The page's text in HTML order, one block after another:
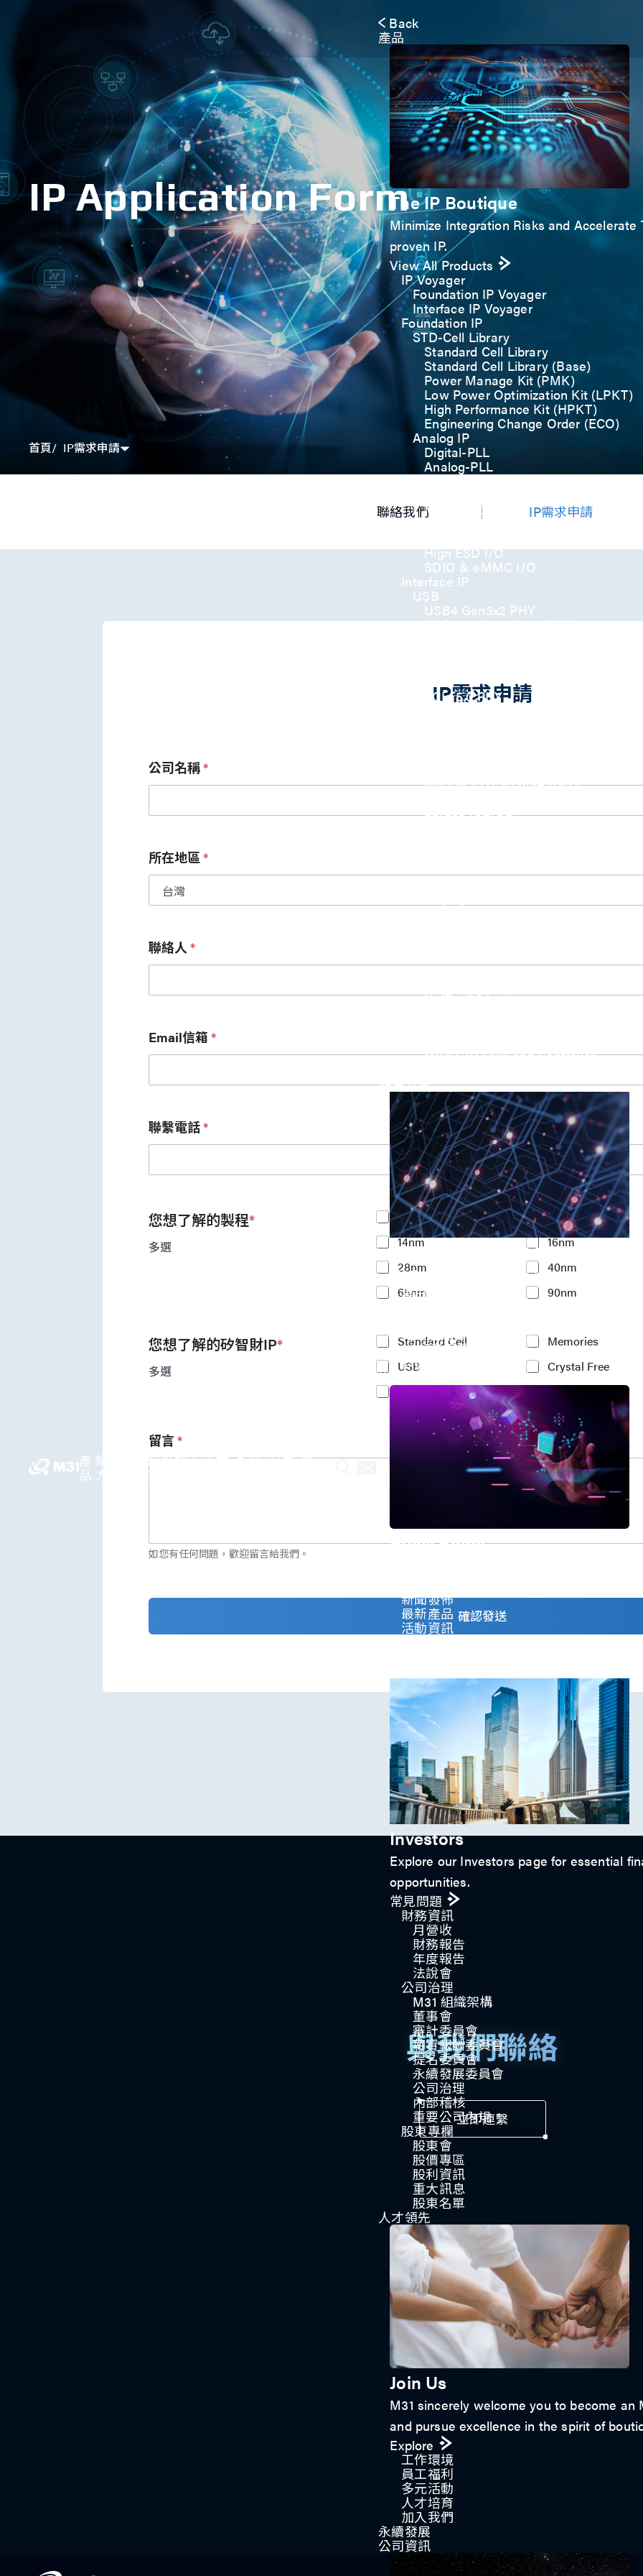
產
品
解決
方案
媒體
中心
投資人人才 永續 公司 繁
Back
產品
The IP Boutique
Minimize Integration Risks and
proven IP.
View All Products
IP Voyager
Foundation IP Voyager
Interface IP Voyager
Foundation IP
STD-Cell Library
Standard Cell Library
Standard Cell Library (Base)
Power Manage Kit (PMK)
Low Power Optimization Kit (LPKT)
High Performance Kit (HPKT)
Engineering Change Order (ECO)
Analog IP
Digital-PLL
Analog-PLL
ADC / Temp. Sensor
Memory Compiler
I/O
High ESD I/O
SDIO & eMMC I/O
Interface IP
USB
USB4 Gen3x2 PHY
USB 3.2 Gen2/Gen1 PHY
PCIe 5.0 PHY
MIPI M-PHY v5.0/v4.1/v3.1
Serdes 10G/5G
DisplayPort RX
UniPro Controller 2.0 (host / device)
UniPro 1.6 host
MIPI C/D PHY and Controller
解決方案
Accelerate Innovative
M31’s vision is to be the most
車用電子
高效能運算與數據中心
5G行動運算
存儲應用
媒體中心
Press Room
新聞發佈
最新產品
活動資訊
Investors
Explore our Investors page for essential
opportunities.
常見問題
財務資訊
月營收
財務報告
年度報告
法說會
公司治理​
M31 組織架構
董事會
審計委員會
薪資報酬委員會
提名委員會
永續發展委員會
公司治理
內部稽核
重要公司內規​​
股東專欄
股東會
股價專區
股利資訊
重大訊息
股東名單
人才領先
Join Us
M31 sincerely welcome you to become
and pursue excellence in the spirit of
Explore
工作環境
員工福利
多元活動
人才培育
加入我們
永續發展
公司資訊
IP Application Form
首頁 IP需求申請
聯絡我們 IP需求申請
IP需求申請
公司名稱*
所在地區*
聯絡人*
Email信箱 *
聯繫電話*
您想了解的製程*
多選
Y
o
u
r
I
n
t
e
s
t
d
e
e
<7nm 7nm
14nm
16nm
28nm
40nm
65nm
90nm
您想了解的矽智財IP*
多選
Y
o
u
r
I
e
P
p
*
Standard Cell Memories
USB
Crystal Free
留言*
如您有任何問題，歡迎留言給我們。
確認發送
與我們聯絡
立即連繫